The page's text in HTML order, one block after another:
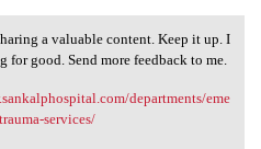
a valuable
a valuable content. Keep it up. I
for good. Send more feedback to me.
departments/eme
services/